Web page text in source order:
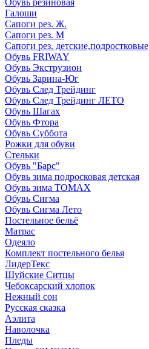
Обувь резиновая
Галоши
Сапоги рез. Ж.
Сапоги рез. М
Сапоги рез. детские,подростковые
Обувь FRIWAY
Обувь Экструзион
Обувь Зарина-Юг
Обувь След Трейдинг
Обувь След Трейдинг ЛЕТО
Обувь Шагах
Обувь Фтора
Обувь Суббота
Рожки для обуви
Стельки
Обувь "Барс"
Обувь зима подросковая детская
Обувь зима ТОМАХ
Обувь Сигма
Обувь Сигма Лето
Постельное бельё
Матрас
Одеяло
Комплект постельного белья
ЛидерТекс
Шуйские Ситцы
Чебоксарский хлопок
Нежный сон
Русская сказка
Аэлита
Наволочка
Пледы